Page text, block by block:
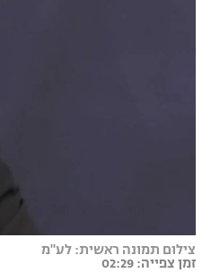
צילום תמונה ראשית: לע"מ
זמן צפייה: 02:29